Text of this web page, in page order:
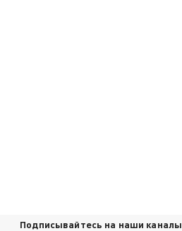
Подписывайтесь на наши каналы